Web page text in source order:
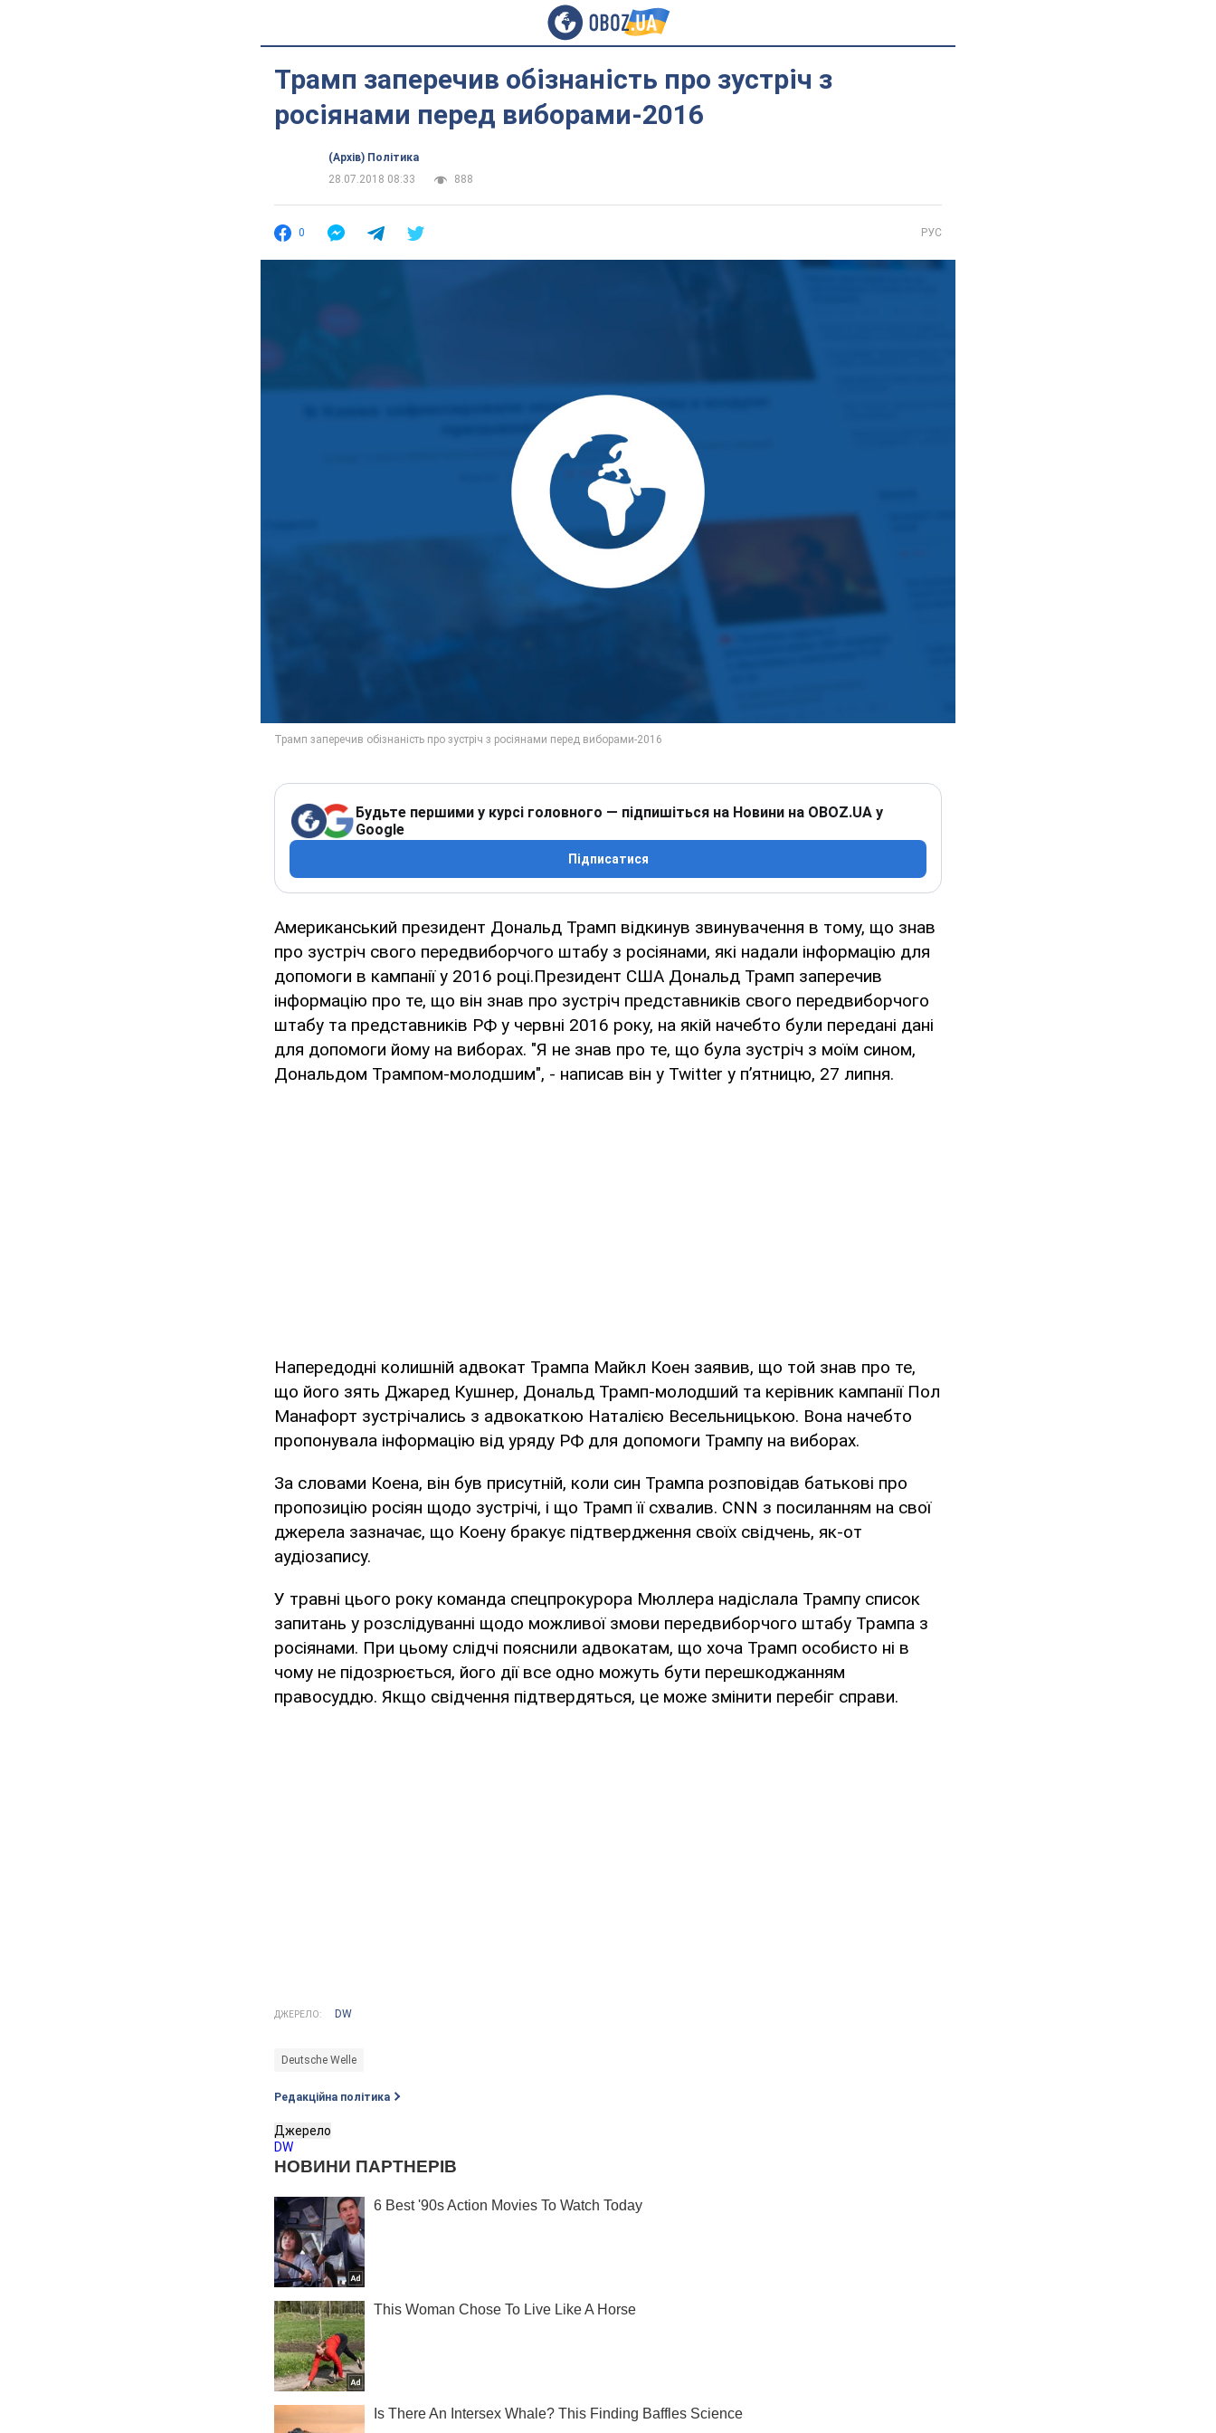
Трамп заперечив обізнаність про зустріч з
росіянами перед виборами-2016
(Архів) Політика
28.07.2018 08:33
888
0 РУС
Будьте першими у курсі головного — підпишіться на Новини на OBOZ.UA у
Google
Підписатися
Американський президент Дональд Трамп відкинув звинувачення в тому, що знав
про зустріч свого передвиборчого штабу з росіянами, які надали інформацію для
допомоги в кампанії у 2016 році.Президент США Дональд Трамп заперечив
інформацію про те, що він знав про зустріч представників свого передвиборчого
штабу та представників РФ у червні 2016 року, на якій начебто були передані дані
для допомоги йому на виборах. "Я не знав про те, що була зустріч з моїм сином,
Дональдом Трампом-молодшим", - написав він у Twitter у п’ятницю, 27 липня.
Напередодні колишній адвокат Трампа Майкл Коен заявив, що той знав про те,
що його зять Джаред Кушнер, Дональд Трамп-молодший та керівник кампанії Пол
Манафорт зустрічались з адвокаткою Наталією Весельницькою. Вона начебто
пропонувала інформацію від уряду РФ для допомоги Трампу на виборах.
За словами Коена, він був присутній, коли син Трампа розповідав батькові про
пропозицію росіян щодо зустрічі, і що Трамп її схвалив. CNN з посиланням на свої
джерела зазначає, що Коену бракує підтвердження своїх свідчень, як-от
аудіозапису.
У травні цього року команда спецпрокурора Мюллера надіслала Трампу список
запитань у розслідуванні щодо можливої змови передвиборчого штабу Трампа з
росіянами. При цьому слідчі пояснили адвокатам, що хоча Трамп особисто ні в
чому не підозрюється, його дії все одно можуть бути перешкоджанням
правосуддю. Якщо свідчення підтвердяться, це може змінити перебіг справи.
ДЖЕРЕЛО: DW
Deutsche Welle
Редакційна політика
Джерело
DW